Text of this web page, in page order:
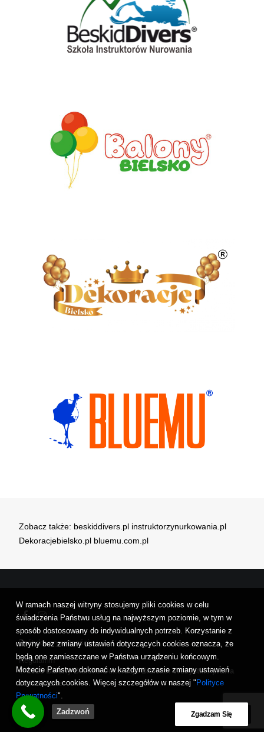
Zobacz także: beskiddivers.pl instruktorzynurkowania.pl
Dekoracjebielsko.pl bluemu.com.pl
© 2026 Balony Bielsko Dekoracje Bielsko. Wszystkie prawa
zastrzeżone
Regulamin
Polityka prywatności
W ramach naszej witryny stosujemy pliki cookies w celu
świadczenia Państwu usług na najwyższym poziomie, w tym w
sposób dostosowany do indywidualnych potrzeb. Korzystanie z
witryny bez zmiany ustawień dotyczących cookies oznacza, że
będą one zamieszczane w Państwa urządzeniu końcowym.
Możecie Państwo dokonać w każdym czasie zmiany ustawień
dotyczących cookies. Więcej szczegółów w naszej " Polityce
Prywatności".
Zgadzam Się
Zadzwoń